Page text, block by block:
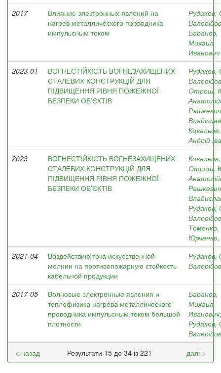
2017
Влияние электронных явлений на
нагрев металлического проводника
импульсным током
Рудаков,
Баранов,
Михаил
Иванович
2023-01
ВОГНЕСТІЙКІСТЬ ВОГНЕЗАХИЩЕНИХ
СТАЛЕВИХ КОНСТРУКЦІЙ ДЛЯ
ПІДВИЩЕННЯ РІВНЯ ПОЖЕЖНОЇ
БЕЗПЕКИ ОБ’ЄКТІВ
Рудаков,
Отрош,
Ковальов,
Андрій
2023
ВОГНЕСТІЙКІСТЬ ВОГНЕЗАХИЩЕНИХ
СТАЛЕВИХ КОНСТРУКЦІЙ ДЛЯ
ПІДВИЩЕННЯ РІВНЯ ПОЖЕЖНОЇ
БЕЗПЕКИ ОБ’ЄКТІВ
Отрош,
Рудаков,
Томенко,
2021-04
Воздействию тока искусственной
молнии на противопожарную стойкость
кабельной продукции
Рудаков,
2017-05
Волновые электронные явления и
теплофизика нагрева металлического
проводника импульсным током большой
плотности
Баранов,
Михаил
Иванович;
Рудаков,
Результати 15 до 34 із 221
< назад далі >